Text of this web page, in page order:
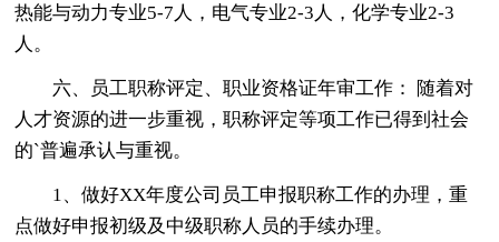
热能与动力专业5-7人，电气专业2-3人，化学专业2-3
人。
六、员工职称评定、职业资格证年审工作： 随着对
人才资源的进一步重视，职称评定等项工作已得到社会
的`普遍承认与重视。
1、做好XX年度公司员工申报职称工作的办理，重
点做好申报初级及中级职称人员的手续办理。